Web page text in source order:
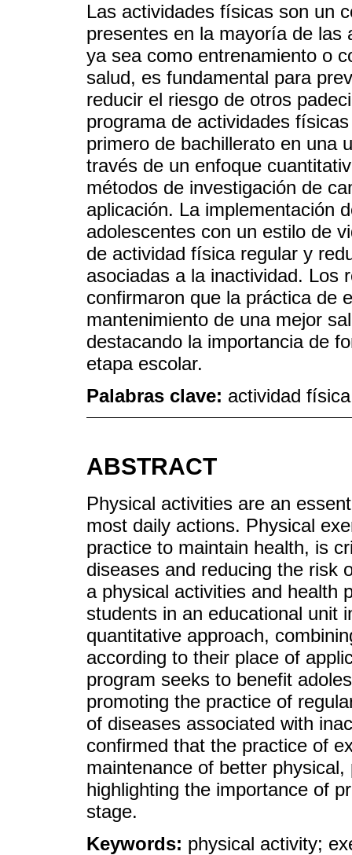
Las actividades físicas son un
presentes en la mayoría de las
ya sea como entrenamiento o
salud, es fundamental para
reducir el riesgo de otros
programa de actividades
primero de bachillerato en una
través de un enfoque
métodos de investigación de
aplicación. La implementación
adolescentes con un estilo de
de actividad física regular y
asociadas a la inactividad. Los
confirmaron que la práctica de
mantenimiento de una mejor
destacando la importancia de
etapa escolar.
Palabras clave: actividad
ABSTRACT
Physical activities are an
most daily actions. Physical
practice to maintain health, is
diseases and reducing the risk
a physical activities and health
students in an educational unit
quantitative approach,
according to their place of
program seeks to benefit
promoting the practice of
of diseases associated with
confirmed that the practice of
maintenance of better
highlighting the importance of
stage.
Keywords: physical activity;